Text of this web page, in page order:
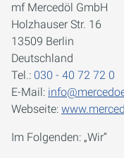
mf Mercedöl GmbH
Holzhauser Str. 16
13509 Berlin
Deutschland
Tel.: 030 - 40 72 72 0
E-Mail:
Webseite:
Im Folgenden: „Wir“